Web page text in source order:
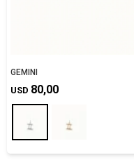
GEMINI
USD 80,00